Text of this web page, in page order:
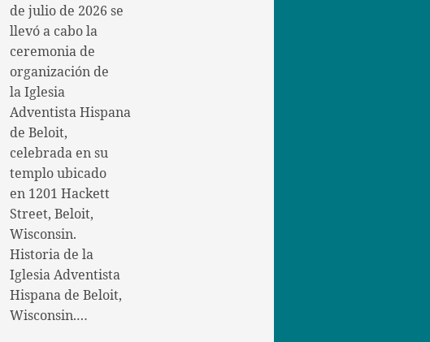
de julio de 2026 se
llevó a cabo la
ceremonia de
organización de
la Iglesia
Adventista Hispana
de Beloit,
celebrada en su
templo ubicado
en 1201 Hackett
Street, Beloit,
Wisconsin.
Historia de la
Iglesia Adventista
Hispana de Beloit,
Wisconsin.…